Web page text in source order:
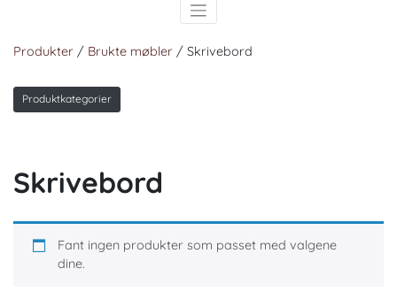
Produkter / Brukte møbler / Skrivebord
Produktkategorier
Skrivebord
Fant ingen produkter som passet med valgene
dine.